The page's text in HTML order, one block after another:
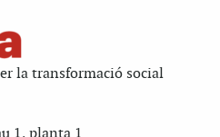
la transformació social